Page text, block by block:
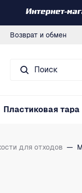
Интернет-
Возврат и обмен
Пластиковая тара
для отходов —